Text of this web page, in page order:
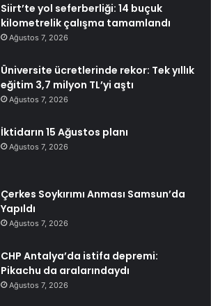
Siirt’te yol seferberliği: 14 buçuk
kilometrelik çalışma tamamlandı
Ağustos 7, 2026
Üniversite ücretlerinde rekor: Tek yıllık
eğitim 3,7 milyon TL’yi aştı
Ağustos 7, 2026
İktidarın 15 Ağustos planı
Ağustos 7, 2026
Çerkes Soykırımı Anması Samsun’da
Yapıldı
Ağustos 7, 2026
CHP Antalya’da istifa depremi:
Pikachu da aralarındaydı
Ağustos 7, 2026